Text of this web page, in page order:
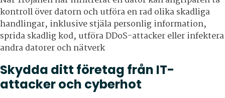
kontroll över datorn och utföra en rad olika skadliga
handlingar, inklusive stjäla personlig information,
sprida skadlig kod, utföra DDoS-attacker eller infektera
andra datorer och nätverk
Skydda ditt företag från IT-
attacker och cyberhot